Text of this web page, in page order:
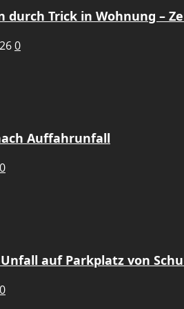
durch Trick in Wohnung –
0
Auffahrunfall
0
auf Parkplatz von
0